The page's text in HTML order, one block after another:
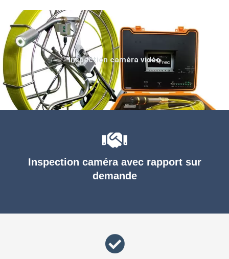
Inspection caméra avec rapport sur
demande
Inspection caméra vidéo